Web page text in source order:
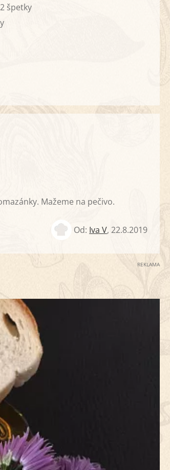
špetky
Mažeme na pečivo.
Od: Iva V,22.8.2019
REKLAMA